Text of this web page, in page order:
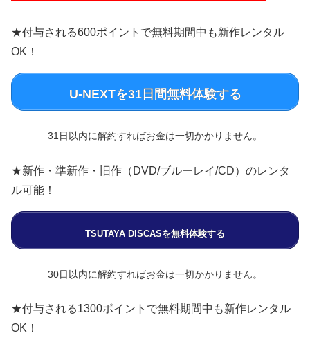
★付与される600ポイントで無料期間中も新作レンタル
OK！
U-NEXTを31日間無料体験する
31日以内に解約すればお金は一切かかりません。
★新作・準新作・旧作（DVD/ブルーレイ/CD）のレンタ
ル可能！
TSUTAYA DISCASを無料体験する
30日以内に解約すればお金は一切かかりません。
★付与される1300ポイントで無料期間中も新作レンタル
OK！